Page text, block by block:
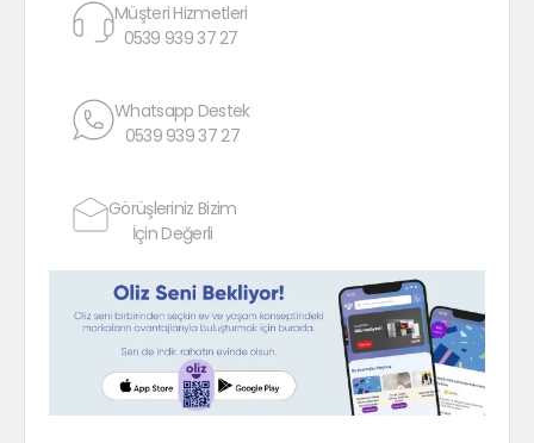
Müşteri Hizmetleri
0539 939 37 27
Whatsapp Destek
0539 939 37 27
Görüşleriniz Bizim
İçin Değerli